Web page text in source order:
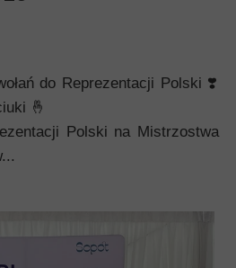
do Reprezentacji Polski ❣️
🤞
Polski na Mistrzostwa